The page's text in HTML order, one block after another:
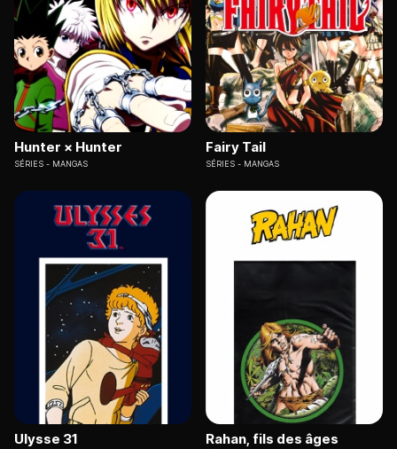
Hunter × Hunter
SÉRIES MANGAS
Fairy Tail
SÉRIES MANGAS
Ulysse 31
Rahan, fils des âges